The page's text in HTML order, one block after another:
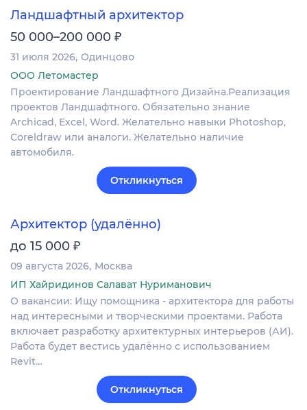
Ландшафтный архитектор
50 000–200 000 ₽
31 июля 2026 Одинцово
ООО Летомастер
Проектирование Ландшафтного Дизайна.Реализация
проектов Ландшафтного. Обязательно знание
Archicad, Excel, Word. Желательно навыки Photoshop,
Coreldraw или аналоги. Желательно наличие
автомобиля.
Откликнуться
Архитектор (удалённо)
до 15 000 ₽
09 августа 2026 Москва
ИП Хайридинов Салават Нуриманович
О вакансии: Ищу помощника - архитектора для работы
над интересными и творческими проектами. Работа
включает разработку архитектурных интерьеров (АИ).
Работа будет вестись удалённо с использованием
Revit…
Откликнуться